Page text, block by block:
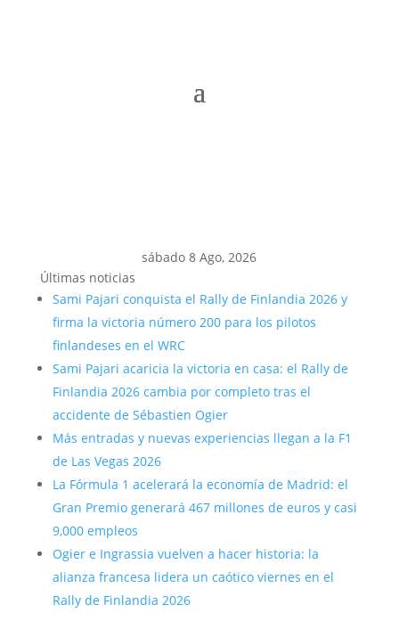
sábado 8 Ago, 2026
Últimas noticias
Sami Pajari conquista el Rally de Finlandia 2026 y
firma la victoria número 200 para los pilotos
finlandeses en el WRC
Sami Pajari acaricia la victoria en casa: el Rally de
Finlandia 2026 cambia por completo tras el
accidente de Sébastien Ogier
Más entradas y nuevas experiencias llegan a la F1
de Las Vegas 2026
La Fórmula 1 acelerará la economía de Madrid: el
Gran Premio generará 467 millones de euros y casi
9,000 empleos
Ogier e Ingrassia vuelven a hacer historia: la
alianza francesa lidera un caótico viernes en el
Rally de Finlandia 2026